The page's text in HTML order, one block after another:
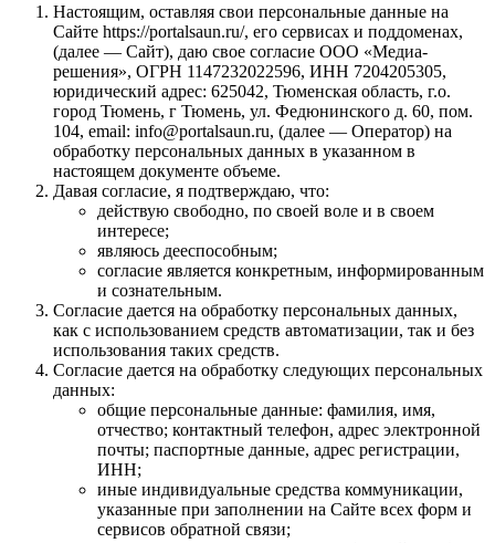
Настоящим, оставляя свои персональные данные на
Сайте https://portalsaun.ru/, его сервисах и поддоменах,
(далее — Сайт), даю свое согласие ООО «Медиа-
решения», ОГРН 1147232022596, ИНН 7204205305,
юридический адрес: 625042, Тюменская область, г.о.
город Тюмень, г Тюмень, ул. Федюнинского д. 60, пом.
104, email: info@portalsaun.ru, (далее — Оператор) на
обработку персональных данных в указанном в
настоящем документе объеме.
Давая согласие, я подтверждаю, что:
действую свободно, по своей воле и в своем
интересе;
являюсь дееспособным;
согласие является конкретным, информированным
и сознательным.
Согласие дается на обработку персональных данных,
как с использованием средств автоматизации, так и без
использования таких средств.
Согласие дается на обработку следующих персональных
данных:
общие персональные данные: фамилия, имя,
отчество; контактный телефон, адрес электронной
почты; паспортные данные, адрес регистрации,
ИНН;
иные индивидуальные средства коммуникации,
указанные при заполнении на Сайте всех форм и
сервисов обратной связи;